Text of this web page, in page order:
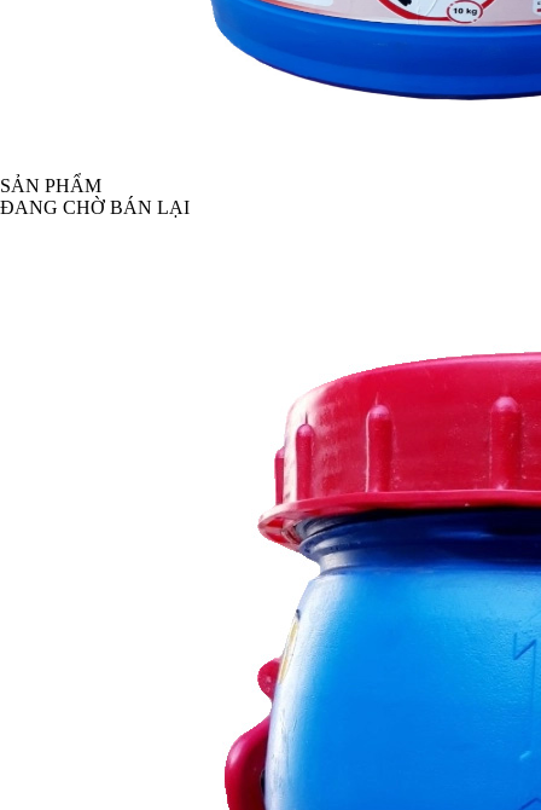
SẢN PHẨM
ĐANG CHỜ BÁN LẠI